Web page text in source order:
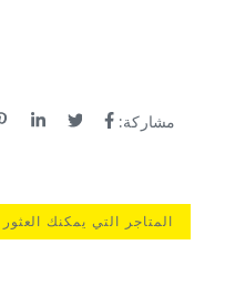
مشاركة:
المتاجر التي يمكنك